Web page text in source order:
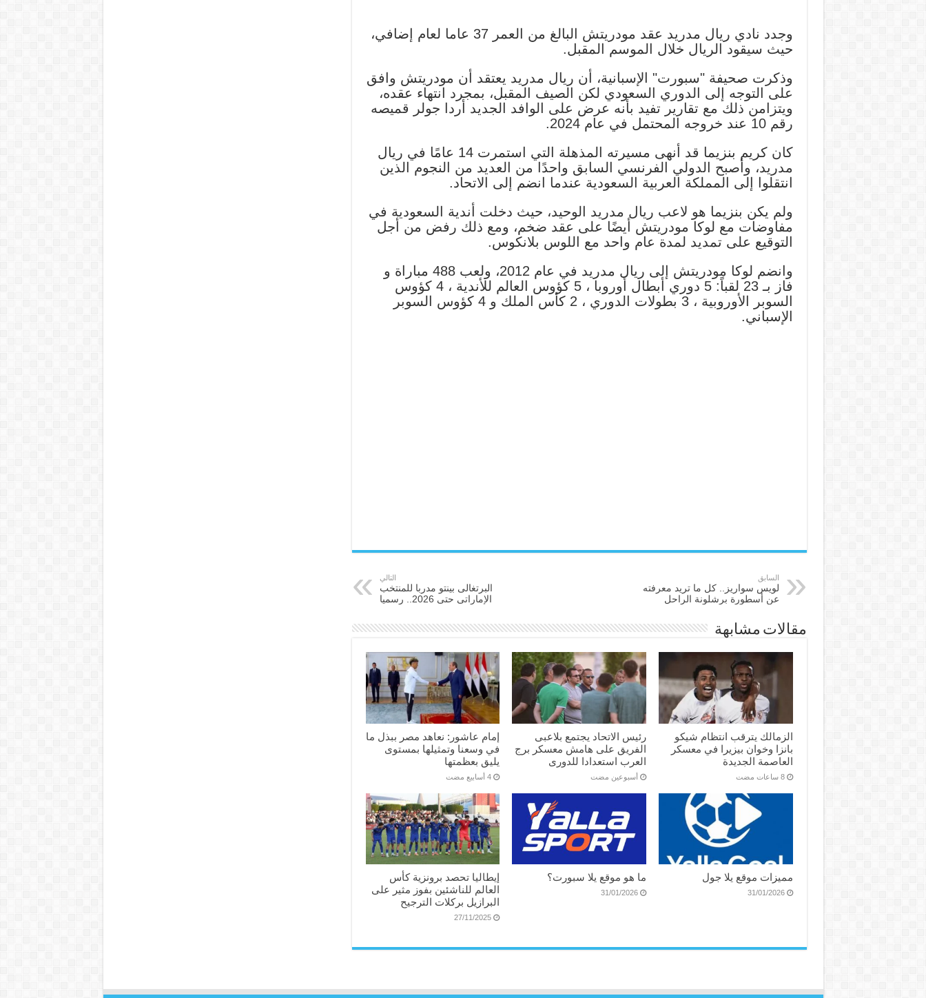
وجدد نادي ريال مدريد عقد مودريتش البالغ من العمر 37 عاما لعام إضافي،
حيث سيقود الريال خلال الموسم المقبل.
وذكرت صحيفة "سبورت" الإسبانية، أن ريال مدريد يعتقد أن مودريتش وافق
على التوجه إلى الدوري السعودي لكن الصيف المقبل، بمجرد انتهاء عقده،
ويتزامن ذلك مع تقارير تفيد بأنه عرض على الوافد الجديد أردا جولر قميصه
رقم 10 عند خروجه المحتمل في عام 2024.
كان كريم بنزيما قد أنهى مسيرته المذهلة التي استمرت 14 عامًا في ريال
مدريد، وأصبح الدولي الفرنسي السابق واحدًا من العديد من النجوم الذين
انتقلوا إلى المملكة العربية السعودية عندما انضم إلى الاتحاد.
ولم يكن بنزيما هو لاعب ريال مدريد الوحيد، حيث دخلت أندية السعودية في
مفاوضات مع لوكا مودريتش أيضًا على عقد ضخم، ومع ذلك رفض من أجل
التوقيع على تمديد لمدة عام واحد مع اللوس بلانكوس.
وانضم لوكا مودريتش إلى ريال مدريد في عام 2012، ولعب 488 مباراة و
فاز بـ 23 لقباً: 5 دوري أبطال أوروبا ، 5 كؤوس العالم للأندية ، 4 كؤوس
السوبر الأوروبية ، 3 بطولات الدوري ، 2 كأس الملك و 4 كؤوس السوبر
الإسباني.
السابق
لويس سواريز.. كل ما تريد معرفته
عن أسطورة برشلونة الراحل
التالي
البرتغالى بينتو مدربا للمنتخب
الإماراتى حتى 2026.. رسميا
مقالات مشابهة
الزمالك يترقب انتظام شيكو
بانزا وخوان بيزيرا في معسكر
العاصمة الجديدة
‏8 ساعات مضت
رئيس الاتحاد يجتمع بلاعبى
الفريق على هامش معسكر برج
العرب استعدادا للدورى
‏أسبوعين مضت
إمام عاشور: نعاهد مصر ببذل ما
في وسعنا وتمثيلها بمستوى
يليق بعظمتها
‏4 أسابيع مضت
مميزات موقع يلا جول
31/01/2026
ما هو موقع يلا سبورت؟
31/01/2026
إيطاليا تحصد برونزية كأس
العالم للناشئين بفوز مثير على
البرازيل بركلات الترجيح
27/11/2025